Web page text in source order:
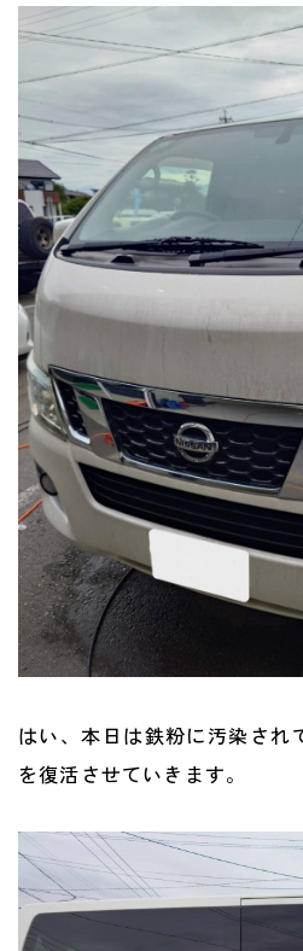
はい、本日は鉄粉に汚染され
を復活させていきます。